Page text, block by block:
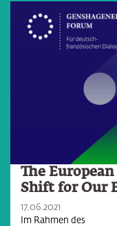
The
Shift for Our
17.06.2021
Im Rahmen des